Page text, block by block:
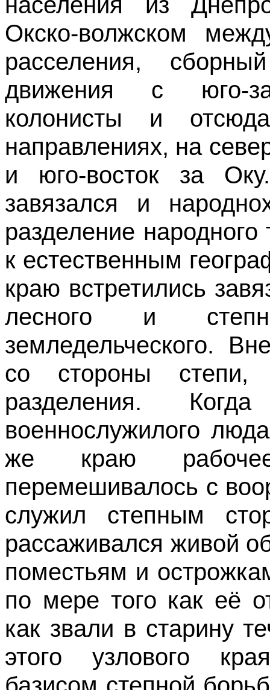
Окско-волжском
расселения,
движения с юго-
колонисты и
направлениях, на
и юго-восток за
завязался и
разделение народного
к естественным
краю встретились
лесного и
земледельческого.
со стороны степи,
разделения.
военнослужилого
же краю
перемешивалось с
служил степным
рассаживался живой
поместьям и
по мере того как её
как звали в старину
этого узлового